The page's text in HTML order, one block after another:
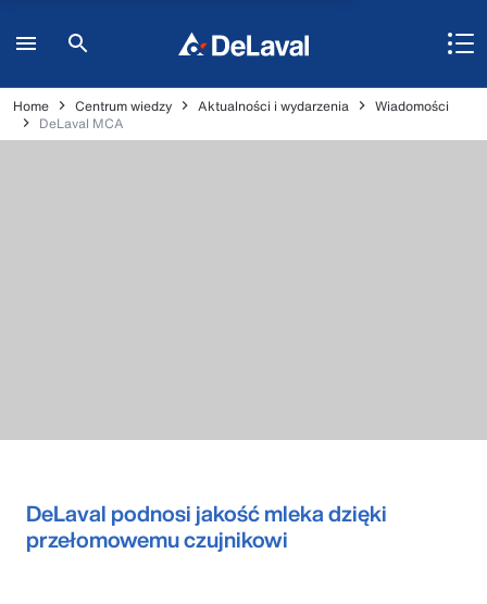
Home Centrum wiedzy Aktualności i wydarzenia
Wiadomości
DeLaval MCA
DeLaval podnosi jakość mleka dzięki
przełomowemu czujnikowi